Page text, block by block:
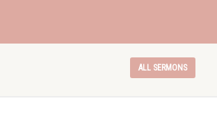
ALL SERMONS